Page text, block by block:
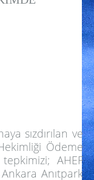
sızdırılan ve
Ödeme
AHEF
Anıtpark